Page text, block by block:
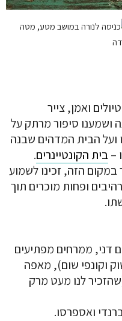
ואמן, צייר
ושמענו סיפור מרתק על
ועל הבית המדהים שבנה
בית הקונטיינרים.
הזה, זכינו לשמוע
ופחות מוכרים תוך
דני, ממרחים מפתיעים
וקונפי שום), מאפה
לנו מעט מרק
ואספרסו.